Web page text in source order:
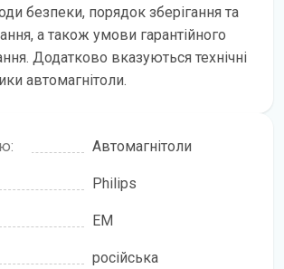
безпеки, порядок зберігання та
а також умови гарантійного
Додатково вказуються технічні
автомагнітоли.
Автомагнітоли
Philips
EM
російська